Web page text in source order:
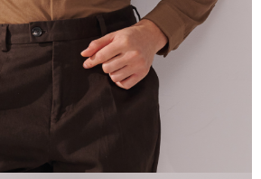
sebenar yang diluluskan akan berdasarkan
oleh AFTEE.
mestilah lebih besar daripada NT$20.
untuk ahli Taiwan.
Sekarang Bayar Kemudian disediakan oleh NP
membuat bil kepada pengguna. AFTEE
peribadi yang dikumpul (termasuk nama
penerima, no. telefon, alamat penerima) untuk
Sila rujuk kepada "Penyata Pengumpulan